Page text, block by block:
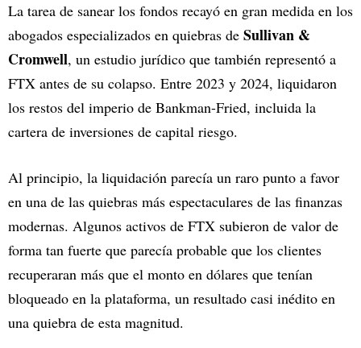
La tarea de sanear los fondos recayó en gran medida en los
abogados especializados en quiebras de Sullivan &
Cromwell, un estudio jurídico que también representó a
FTX antes de su colapso. Entre 2023 y 2024, liquidaron
los restos del imperio de Bankman-Fried, incluida la
cartera de inversiones de capital riesgo.
Al principio, la liquidación parecía un raro punto a favor
en una de las quiebras más espectaculares de las finanzas
modernas. Algunos activos de FTX subieron de valor de
forma tan fuerte que parecía probable que los clientes
recuperaran más que el monto en dólares que tenían
bloqueado en la plataforma, un resultado casi inédito en
una quiebra de esta magnitud.